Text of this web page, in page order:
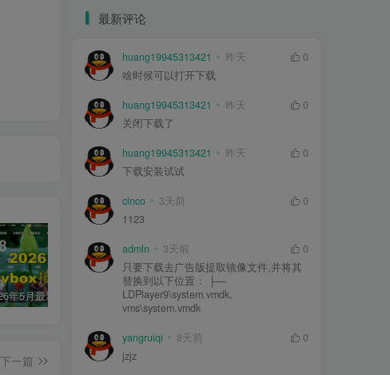
绿豆超级盒子itvboxfast影视APP双端源码 TV+手机双端 支持值波/后台管理仓库/会员系统/卡密系统/批量生成账号 自动换源 集成免签约支付系统
下一篇
最新评论
huang19945313421 昨天
0
啥时候可以打开下载
huang19945313421 昨天
0
关闭下载了
huang19945313421 昨天
0
下载安装试试
cinco 3天前
0
1123
admln 3天前
0
只要下载去广告版提取镜像文件,并将其
替换到以下位置： ├—
LDPlayer9\system.vmdk,
vms\system.vmdk
yangruiqi 8天前
0
jzjz